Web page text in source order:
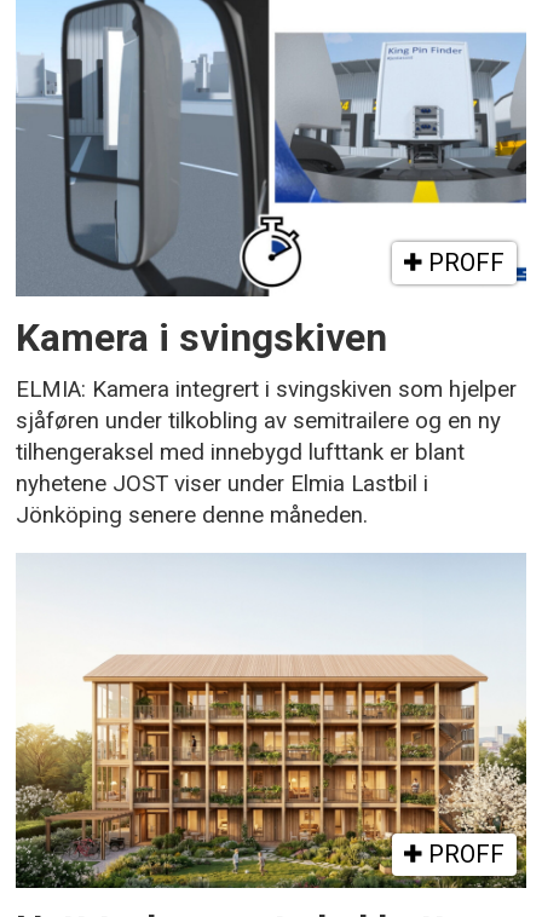
PROFF
Kamera i svingskiven
ELMIA: Kamera integrert i svingskiven som hjelper
sjåføren under tilkobling av semitrailere og en ny
tilhengeraksel med innebygd lufttank er blant
nyhetene JOST viser under Elmia Lastbil i
Jönköping senere denne måneden.
PROFF